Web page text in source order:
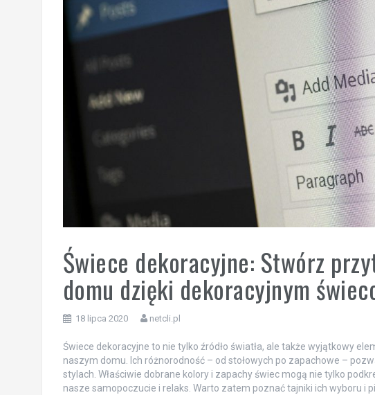
Świece dekoracyjne: Stwórz
domu dzięki dekoracyjnym
18 lipca 2020 netcli.pl
Świece dekoracyjne to nie tylko źródło światła, ale także wyjątkowy
naszym domu. Ich różnorodność – od stołowych po zapachowe –
stylach. Właściwie dobrane kolory i zapachy świec mogą nie tylko
nasze samopoczucie i relaks. Warto zatem poznać tajniki ich wyboru i